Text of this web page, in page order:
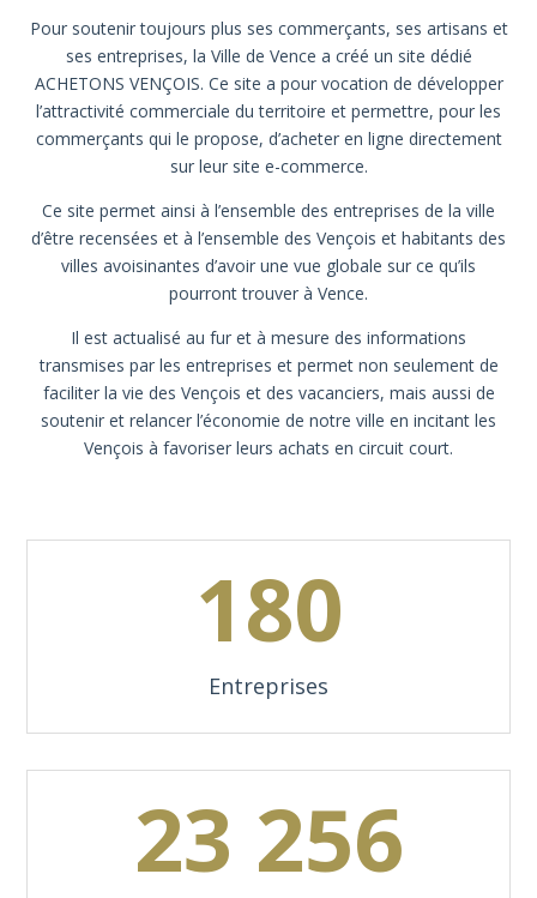
Pour soutenir toujours plus ses commerçants, ses artisans et
ses entreprises, la Ville de Vence a créé un site dédié
ACHETONS VENÇOIS. Ce site a pour vocation de développer
l’attractivité commerciale du territoire et permettre, pour les
commerçants qui le propose, d’acheter en ligne directement
sur leur site e-commerce.
Ce site permet ainsi à l’ensemble des entreprises de la ville
d’être recensées et à l’ensemble des Vençois et habitants des
villes avoisinantes d’avoir une vue globale sur ce qu’ils
pourront trouver à Vence.
Il est actualisé au fur et à mesure des informations
transmises par les entreprises et permet non seulement de
faciliter la vie des Vençois et des vacanciers, mais aussi de
soutenir et relancer l’économie de notre ville en incitant les
Vençois à favoriser leurs achats en circuit court.
180
Entreprises
23 256